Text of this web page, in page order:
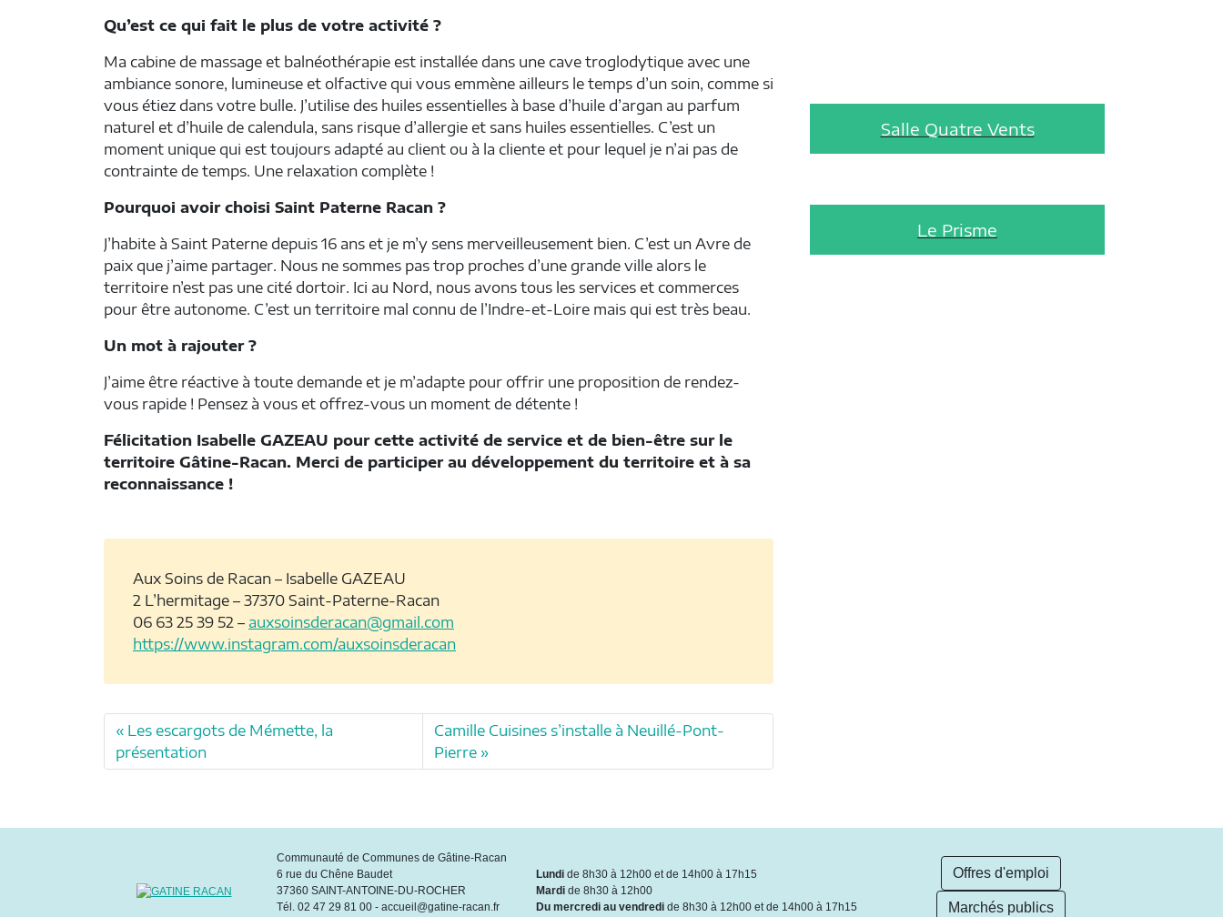
Qu’est ce qui fait le plus de votre activité ?
Ma cabine de massage et balnéothérapie est installée dans une cave troglodytique avec une
ambiance sonore, lumineuse et olfactive qui vous emmène ailleurs le temps d’un soin, comme si
vous étiez dans votre bulle. J’utilise des huiles essentielles à base d’huile d’argan au parfum
naturel et d’huile de calendula, sans risque d’allergie et sans huiles essentielles. C’est un
moment unique qui est toujours adapté au client ou à la cliente et pour lequel je n’ai pas de
contrainte de temps. Une relaxation complète !
Pourquoi avoir choisi Saint Paterne Racan ?
J’habite à Saint Paterne depuis 16 ans et je m’y sens merveilleusement bien. C’est un Avre de
paix que j’aime partager. Nous ne sommes pas trop proches d’une grande ville alors le
territoire n’est pas une cité dortoir. Ici au Nord, nous avons tous les services et commerces
pour être autonome. C’est un territoire mal connu de l’Indre-et-Loire mais qui est très beau.
Un mot à rajouter ?
J’aime être réactive à toute demande et je m’adapte pour offrir une proposition de rendez-
vous rapide ! Pensez à vous et offrez-vous un moment de détente !
Félicitation Isabelle GAZEAU pour cette activité de service et de bien-être sur le
territoire Gâtine-Racan. Merci de participer au développement du territoire et à sa
reconnaissance !
Aux Soins de Racan – Isabelle GAZEAU
2 L’hermitage – 37370 Saint-Paterne-Racan
06 63 25 39 52 – auxsoinsderacan@gmail.com
https://www.instagram.com/auxsoinsderacan
Les escargots de Mémette, la
présentation
Camille Cuisines s’installe à Neuillé-Pont-
Pierre
Salle Quatre Vents
Le Prisme
Communauté de Communes de Gâtine-Racan
6 rue du Chêne Baudet
37360 SAINT-ANTOINE-DU-ROCHER
Tél. 02 47 29 81 00 - accueil@gatine-racan.fr
Lundi de 8h30 à 12h00 et de 14h00 à 17h15
Mardi de 8h30 à 12h00
Du mercredi au vendredi de 8h30 à 12h00 et de 14h00 à 17h15
Offres d'emploi
Marchés publics